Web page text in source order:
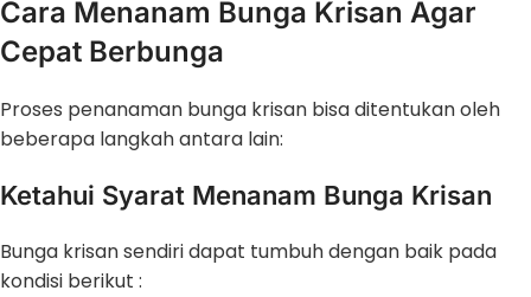
Cara Menanam Bunga Krisan Agar
Cepat Berbunga
Proses penanaman bunga krisan bisa ditentukan oleh
beberapa langkah antara lain:
Ketahui Syarat Menanam Bunga Krisan
Bunga krisan sendiri dapat tumbuh dengan baik pada
kondisi berikut :